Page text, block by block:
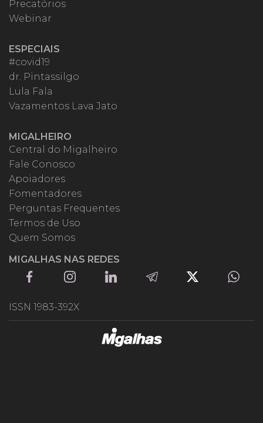
Precatórios
Webinar
ESPECIAIS
#covid19
dr. Pintassilgo
Lula Fala
Vazamentos Lava Jato
MIGALHEIRO
Central do Migalheiro
Fale Conosco
Apoiadores
Fomentadores
Perguntas Frequentes
Termos de Uso
Quem Somos
MIGALHAS NAS REDES
ISSN 1983-392X